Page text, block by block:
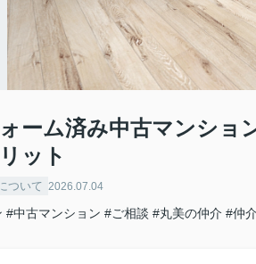
ーム済み中古マンショ
ット
ついて 2026.07.04
#中古マンション #ご相談 #丸美の仲介 #仲介